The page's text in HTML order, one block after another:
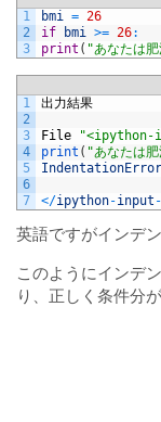
1
2
3
bmi = 26
if
bmi >= 26:
print ( "あなたは
1
2
3
4
5
6
7
出力結果
File "<ipython-
print ( "あなたは
IndentationError
</ipython-input -
英語ですがインデ
このようにインデ
り、正しく条件分